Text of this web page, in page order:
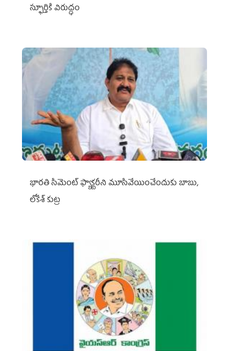
స్ఫూర్తికి విరుద్ధం
భారతి సిమెంట్ ఫ్యాక్టరీని మూసివేయించేందుకు బాబు,
లోకేశ్ కుట్ర